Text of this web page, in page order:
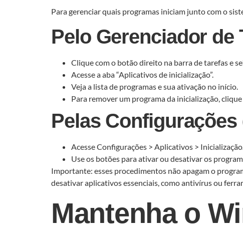
Para gerenciar quais programas iniciam junto com o
Pelo Gerenciador de
Clique com o botão direito na barra de tarefas e
Acesse a aba “Aplicativos de inicialização”.
Veja a lista de programas e sua ativação no início.
Para remover um programa da inicialização,
Pelas
Acesse Configurações > Aplicativos >
Use os botões para ativar ou desativar os
Importante: esses procedimentos não apagam o
desativar aplicativos essenciais, como antivírus ou
Mantenha o